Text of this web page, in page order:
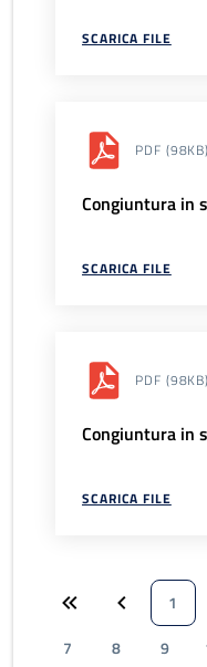
SCARICA FILE
PDF (98KB)
Congiuntura in
SCARICA FILE
PDF (98KB)
Congiuntura in
SCARICA FILE
1
7
8 9